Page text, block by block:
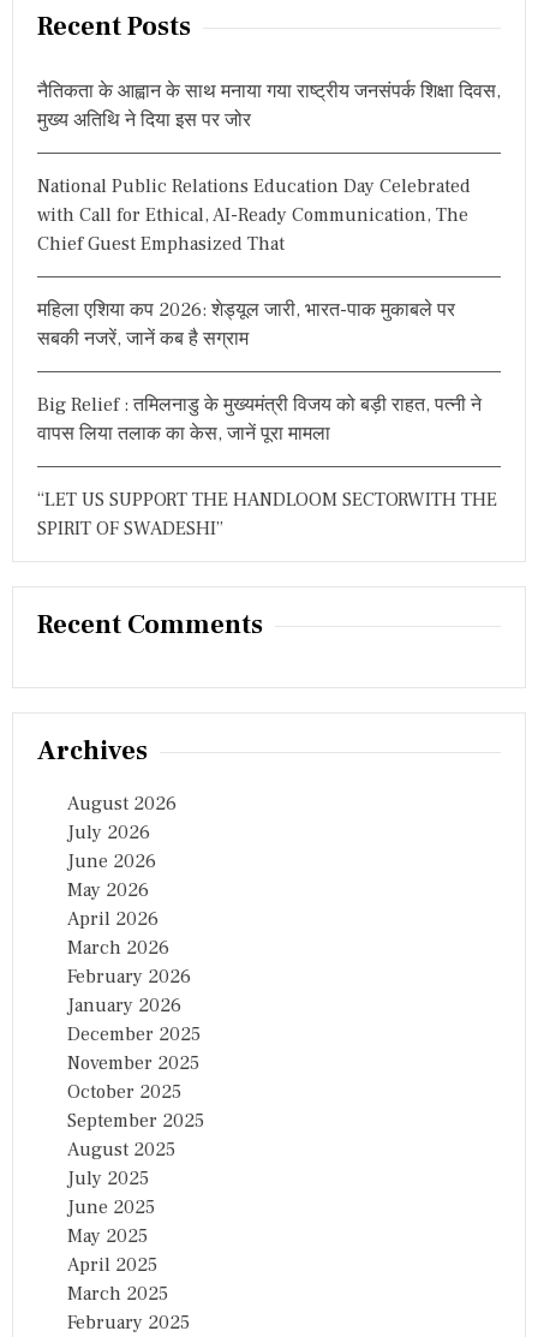
न्द
की
ओ
Recent Posts
नैतिकता के आह्वान के साथ मनाया गया राष्ट्रीय जनसंपर्क शिक्षा दिवस,
मुख्य अतिथि ने दिया इस पर जोर
National Public Relations Education Day Celebrated
with Call for Ethical, AI-Ready Communication, The
Chief Guest Emphasized That
महिला एशिया कप 2026: शेड्यूल जारी, भारत-पाक मुकाबले पर
सबकी नजरें, जानें कब है सग्राम
Big Relief : तमिलनाडु के मुख्यमंत्री विजय को बड़ी राहत, पत्नी ने
वापस लिया तलाक का केस, जानें पूरा मामला
“LET US SUPPORT THE HANDLOOM SECTORWITH THE
SPIRIT OF SWADESHI”
Recent Comments
Archives
August 2026
July 2026
June 2026
May 2026
April 2026
March 2026
February 2026
January 2026
December 2025
November 2025
October 2025
September 2025
August 2025
July 2025
June 2025
May 2025
April 2025
March 2025
February 2025